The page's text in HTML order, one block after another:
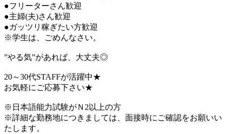
●フリーターさん歓迎
●主婦(夫)さん歓迎
●ガッツリ稼ぎたい方歓迎
※学生は、ごめんなさい。
”やる気”があれば、大丈夫◎
20～30代STAFFが活躍中★
お気軽にご応募下さい★
※日本語能力試験がＮ2以上の方
※詳細な勤務地につきましては、面接時にご確認をお願いい
たします。